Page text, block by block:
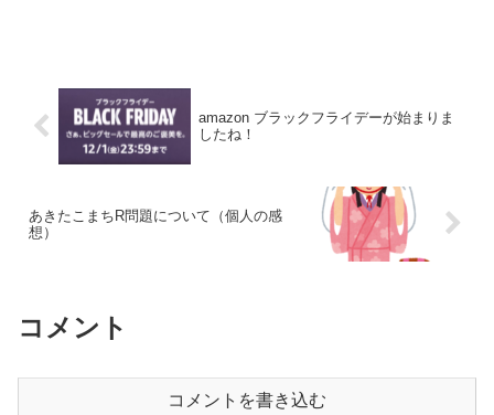
amazon ブラックフライデーが始まりま
したね！
あきたこまちR問題について（個人の感
想）
コメント
コメントを書き込む